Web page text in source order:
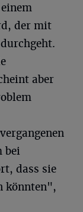
der mit
aber
bei
dass sie
könnten",